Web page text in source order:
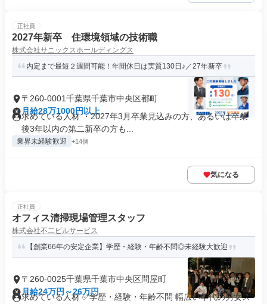
正社員
2027年新卒 住環境領域の技術職
株式会社サニックスホールディングス
内定まで最短２週間可能！年間休日は実質130日♪／27年新卒
〒260-0001千葉県千葉市中央区都町
月給28万1000円以上
求めている人材 ・2027年3月卒業見込みの方、あるいは卒業
後3年以内の第二新卒の方も...
業界未経験歓迎 +14個
気になる
正社員
オフィス清掃現場管理スタッフ
株式会社不二ビルサービス
【創業66年の安定企業】学歴・経験・年齢不問◎未経験大歓迎
〒260-0025千葉県千葉市中央区問屋町
月給24万円～26万円
求めている人材 ✅学歴・経験・年齢不問 幅広い年代の男女ス